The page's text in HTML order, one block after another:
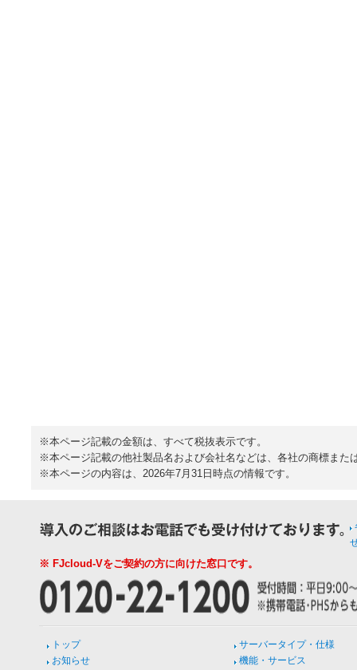
※本ページ記載の金額は、すべて税抜表示です。
※本ページ記載の他社製品名および会社名などは、各社の商標また
※本ページの内容は、2026年7月31日時点の情報です。
※ FJcloud-Vをご契約の方に向けた窓口です。
トップ
お知らせ
サーバータイプ・仕様
機能・サービス